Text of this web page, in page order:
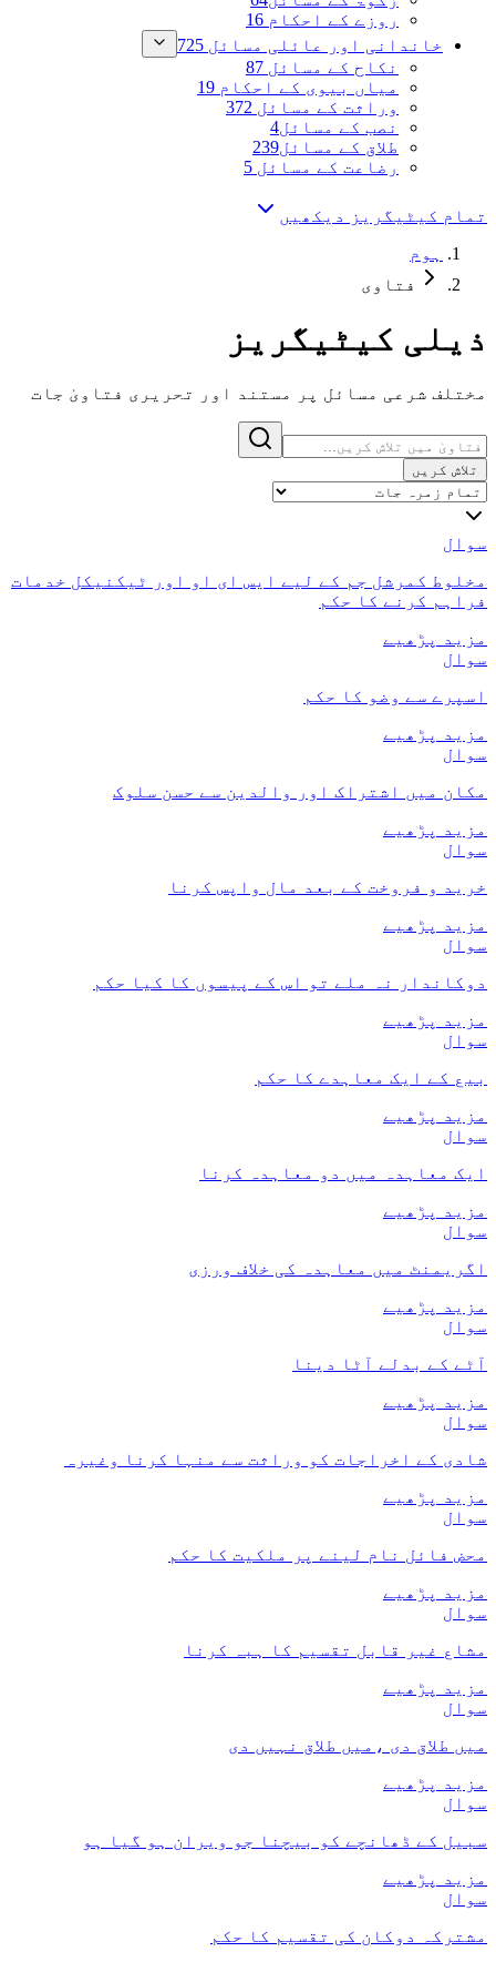
روزے کے احکام 16
خاندانی اور عائلی مسائل 725
نکاح کے مسائل 87
میاں بیوی کے احکام 19
وراثت کے مسائل 372
نصب کے مسائل4
طلاق کے مسائل239
رضاعت کے مسائل 5
تمام کیٹیگریز دیکھیں
ہوم
فتاوی
ذیلی کیٹیگریز
مختلف شرعی مسائل پر مستند اور تحریری فتاویٰ جات
تلاش کریں
سوال
مخلوط کمرشل جم کے لیے ایس ای او اور ٹیکنیکل خدمات
فراہم کرنے کا حکم
مزید پڑھیے
سوال
اسپرے سے وضو کا حکم
مزید پڑھیے
سوال
مکان میں اشتراک اور والدین سے حسن سلوک
مزید پڑھیے
سوال
خرید و فروخت کے بعد مال واپس کرنا
مزید پڑھیے
سوال
دوکاندار نہ ملے تو اس کے پیسوں کا کیا حکم
مزید پڑھیے
سوال
بیع کے ایک معاہدے کا حکم
مزید پڑھیے
سوال
ایک معاہدہ میں دو معاہدہ کرنا
مزید پڑھیے
سوال
اگریمنٹ میں معاہدہ کی خلاف ورزی
مزید پڑھیے
سوال
آٹے کے بدلے آٹا دینا
مزید پڑھیے
سوال
شادی کے اخراجات کو وراثت سے منہا کرنا وغیرہ
مزید پڑھیے
سوال
محض فائل نام لینے پر ملکیت کا حکم
مزید پڑھیے
سوال
مشاع غیر قابل تقسیم کا ہبہ کرنا
مزید پڑھیے
سوال
میں طلاق دی ،میں طلاق نہیں دی
مزید پڑھیے
سوال
سبیل کے ڈھانچے کو بیچنا جو ویران ہو گیا ہو
مزید پڑھیے
سوال
مشترکہ دوکان کی تقسیم کا حکم